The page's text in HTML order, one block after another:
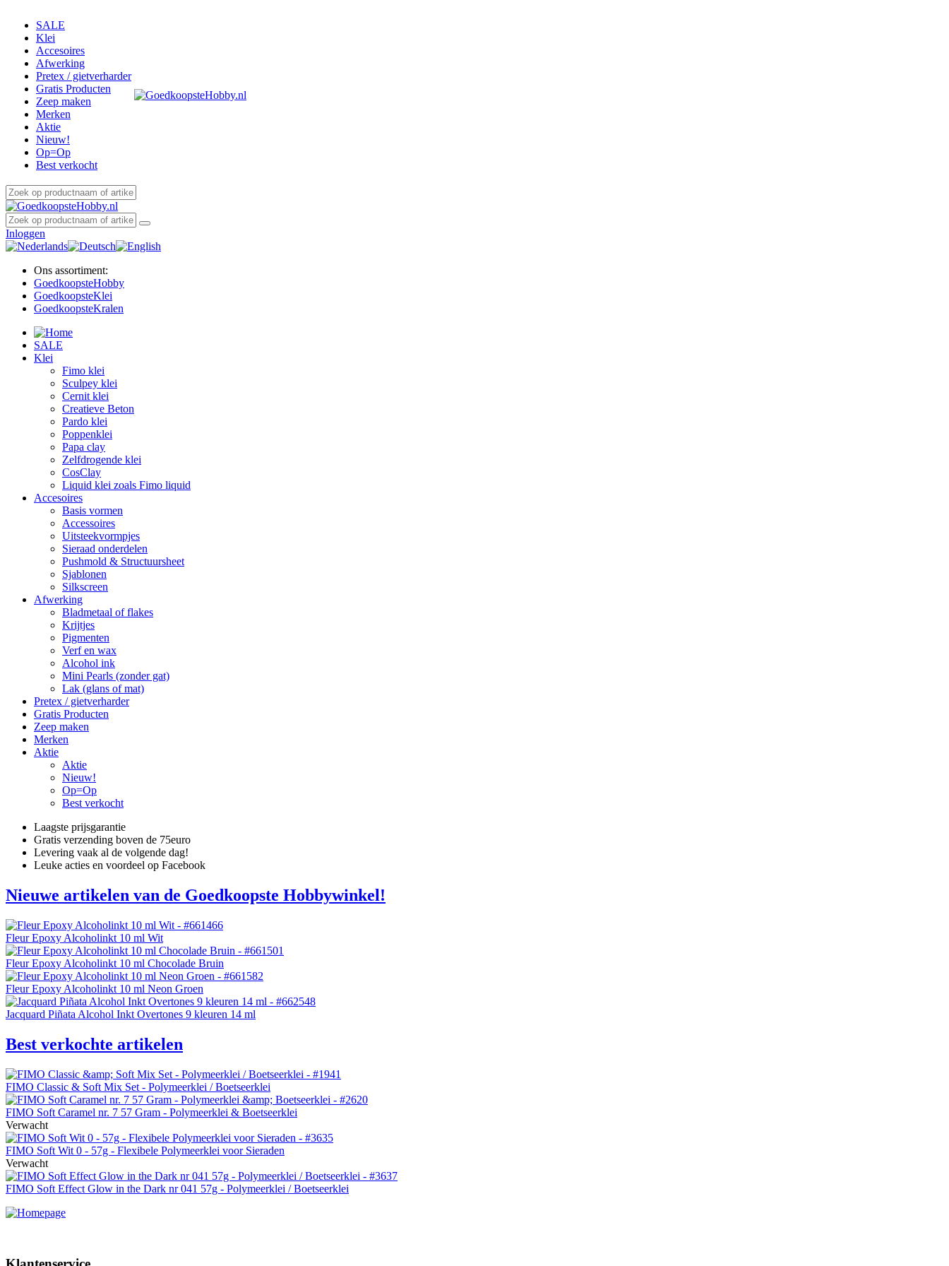
SALE
Klei
Accesoires
Afwerking
Pretex / gietverharder
Gratis Producten
Zeep maken
Merken
Aktie
Nieuw!
Op=Op
Best verkocht
Inloggen
Ons assortiment:
GoedkoopsteHobby
GoedkoopsteKlei
GoedkoopsteKralen
SALE
Klei
Fimo klei
Sculpey klei
Cernit klei
Creatieve Beton
Pardo klei
Poppenklei
Papa clay
Zelfdrogende klei
CosClay
Liquid klei zoals Fimo liquid
Accesoires
Basis vormen
Accessoires
Uitsteekvormpjes
Sieraad onderdelen
Pushmold & Structuursheet
Sjablonen
Silkscreen
Afwerking
Bladmetaal of flakes
Krijtjes
Pigmenten
Verf en wax
Alcohol ink
Mini Pearls (zonder gat)
Lak (glans of mat)
Pretex / gietverharder
Gratis Producten
Zeep maken
Merken
Aktie
Aktie
Nieuw!
Op=Op
Best verkocht
Laagste prijsgarantie
Gratis verzending boven de 75euro
Levering vaak al de volgende dag!
Leuke acties en voordeel op Facebook
Nieuwe artikelen van de Goedkoopste Hobbywinkel!
Fleur Epoxy Alcoholinkt 10 ml Wit
Fleur Epoxy Alcoholinkt 10 ml Chocolade Bruin
Fleur Epoxy Alcoholinkt 10 ml Neon Groen
Jacquard Piñata Alcohol Inkt Overtones 9 kleuren 14 ml
Best verkochte artikelen
FIMO Classic & Soft Mix Set - Polymeerklei / Boetseerklei
FIMO Soft Caramel nr. 7 57 Gram - Polymeerklei & Boetseerklei
Verwacht
FIMO Soft Wit 0 - 57g - Flexibele Polymeerklei voor Sieraden
Verwacht
FIMO Soft Effect Glow in the Dark nr 041 57g - Polymeerklei / Boetseerklei